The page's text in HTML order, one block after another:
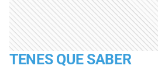
TENES QUE SABER